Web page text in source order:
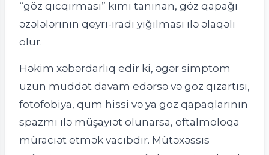
“göz qıcqırması” kimi tanınan, göz qapağı
əzələlərinin qeyri-iradi yığılması ilə əlaqəli
olur.
Həkim xəbərdarlıq edir ki, əgər simptom
uzun müddət davam edərsə və göz qızartısı,
fotofobiya, qum hissi və ya göz qapaqlarının
spazmı ilə müşayiət olunarsa, oftalmoloqa
müraciət etmək vacibdir. Mütəxəssis